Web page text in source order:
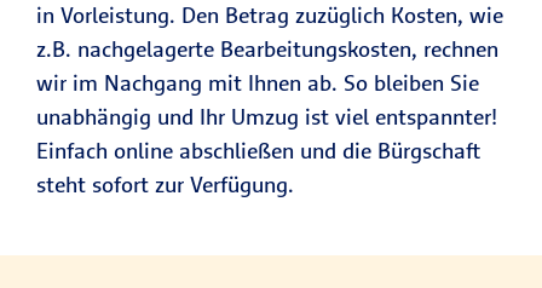
in Vorleistung. Den Betrag zuzüglich Kosten, wie
z.B. nachgelagerte Bearbeitungskosten, rechnen
wir im Nachgang mit Ihnen ab. So bleiben Sie
unabhängig und Ihr Umzug ist viel entspannter!
Einfach online abschließen und die Bürgschaft
steht sofort zur Verfügung.